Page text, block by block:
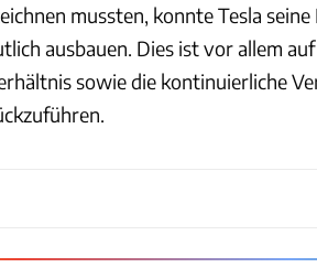
mussten, konnte Tesla
ausbauen. Dies ist vor allem
sowie die kontinuierliche